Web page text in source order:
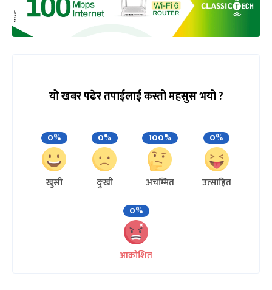
यो खबर पढेर तपाईलाई कस्तो महसुस भयो ?
0%
खुसी
0%
दुःखी
100%
अचम्मित
0%
उत्साहित
0%
आक्रोशित